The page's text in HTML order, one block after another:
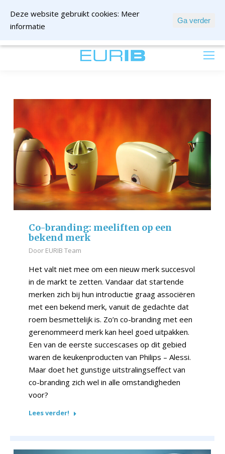
Co-branding: meeliften op een
bekend merk
Door EURIB Team
Het valt niet mee om een nieuw merk succesvol
in de markt te zetten. Vandaar dat startende
merken zich bij hun introductie graag associëren
met een bekend merk, vanuit de gedachte dat
roem besmettelijk is. Zo’n co-branding met een
gerenommeerd merk kan heel goed uitpakken.
Een van de eerste succescases op dit gebied
waren de keukenproducten van Philips – Alessi.
Maar doet het gunstige uitstralingseffect van
co-branding zich wel in alle omstandigheden
voor?
Lees verder!
Deze website gebruikt cookies: Meer
informatie
Ga verder